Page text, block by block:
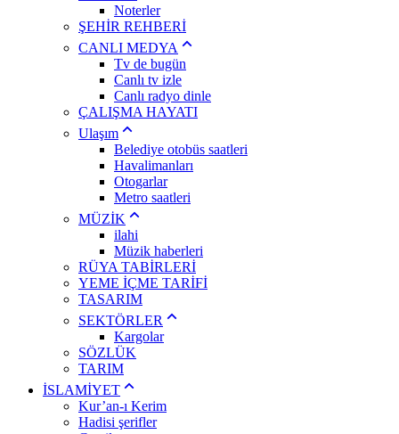
Noterler
ŞEHİR REHBERİ
CANLI MEDYA
Tv de bugün
Canlı tv izle
Canlı radyo dinle
ÇALIŞMA HAYATI
Ulaşım
Belediye otobüs saatleri
Havalimanları
Otogarlar
Metro saatleri
MÜZİK
ilahi
Müzik haberleri
RÜYA TABİRLERİ
YEME İÇME TARİFİ
TASARIM
SEKTÖRLER
Kargolar
SÖZLÜK
TARIM
İSLAMİYET
Kur’an-ı Kerim
Hadisi şerifler